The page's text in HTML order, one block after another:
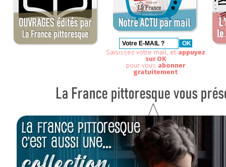
Saisissez votre mail, et appuyez
sur OK
pour vous abonner
gratuitement